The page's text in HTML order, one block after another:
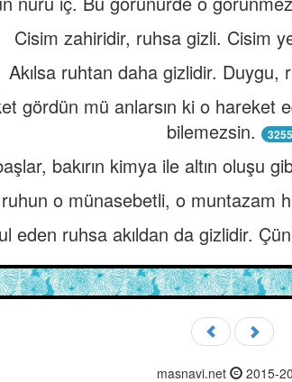
Cisim zahiridir, ruhsa gizli. Cisim
Akılsa ruhtan daha gizlidir. Duygu,
gördün mü anlarsın ki o hareket
bilemezsin.
3255
bakırın kimya ile altın oluşu
o münasebetli, o muntazam
eden ruhsa akıldan da gizlidir.
masnavi.net 2015-